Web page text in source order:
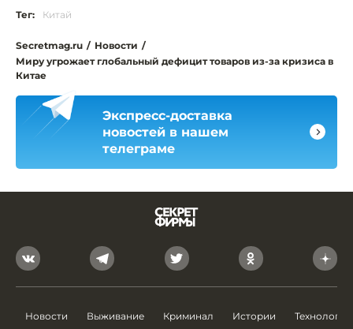
Тег: Китай
Secretmag.ru / Новости /
Миру угрожает глобальный дефицит товаров из-за кризиса в
Китае
Экспресс-доставка
новостей в нашем
телеграме
Новости Выживание Криминал Истории Технологии